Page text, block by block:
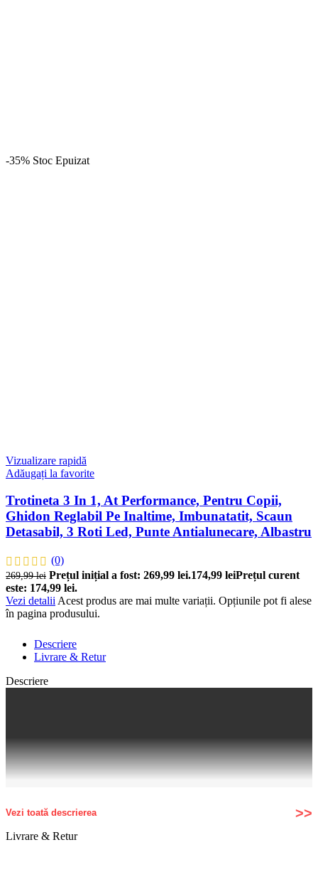
-35% Stoc Epuizat
Vizualizare rapidă
Adăugați la favorite
Trotineta 3 In 1, At Performance, Pentru Copii,
Ghidon Reglabil Pe Inaltime, Imbunatatit, Scaun
Detasabil, 3 Roti Led, Punte Antialunecare, Albastru
(0)
269,99lei Prețul inițial a fost: 269,99 lei.174,99 leiPrețul curent
este: 174,99 lei.
Vezi detalii Acest produs are mai multe variații. Opțiunile pot fi alese
în pagina produsului.
Descriere
Livrare & Retur
Descriere
Vezi toată descrierea
Livrare & Retur